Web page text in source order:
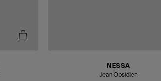
NESSA
Jean Obsidien